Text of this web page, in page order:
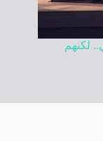
لكنهم